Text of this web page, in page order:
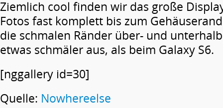
Ziemlich cool finden wir das große
Fotos fast komplett bis zum
die schmalen Ränder über- und
etwas schmäler aus, als beim Galaxy S6.
[nggallery id=30]
Quelle: Nowhereelse